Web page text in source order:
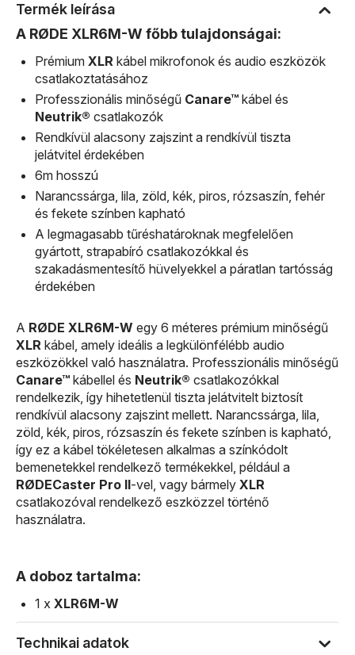
Termék leírása
A RØDE XLR6M-W főbb tulajdonságai:
Prémium XLR kábel mikrofonok és audio eszközök
csatlakoztatásához
Professzionális minőségű Canare™ kábel és
Neutrik® csatlakozók
Rendkívül alacsony zajszint a rendkívül tiszta
jelátvitel érdekében
6m hosszú
Narancssárga, lila, zöld, kék, piros, rózsaszín, fehér
és fekete színben kapható
A legmagasabb tűréshatároknak megfelelően
gyártott, strapabíró csatlakozókkal és
szakadásmentesítő hüvelyekkel a páratlan tartósság
érdekében
A RØDE XLR6M-W egy 6 méteres prémium minőségű
XLR kábel, amely ideális a legkülönfélébb audio
eszközökkel való használatra. Professzionális minőségű
Canare™ kábellel és Neutrik® csatlakozókkal
rendelkezik, így hihetetlenül tiszta jelátvitelt biztosít
rendkívül alacsony zajszint mellett. Narancssárga, lila,
zöld, kék, piros, rózsaszín és fekete színben is kapható,
így ez a kábel tökéletesen alkalmas a színkódolt
bemenetekkel rendelkező termékekkel, például a
RØDECaster Pro II-vel, vagy bármely XLR
csatlakozóval rendelkező eszközzel történő
használatra.
A doboz tartalma:
1 x XLR6M-W
Technikai adatok